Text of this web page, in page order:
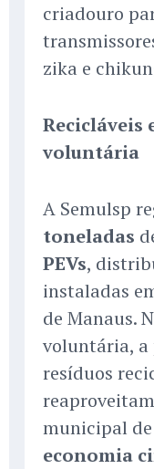
criadouro
zika e
Recicláveis
voluntária
A Semulsp
toneladas
PEVs,
instaladas
de Manaus.
voluntária, a
resíduos
municipal
economia